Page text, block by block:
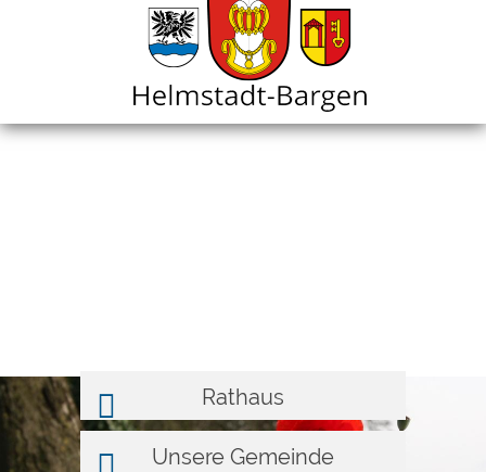
Rathaus
Unsere Gemeinde